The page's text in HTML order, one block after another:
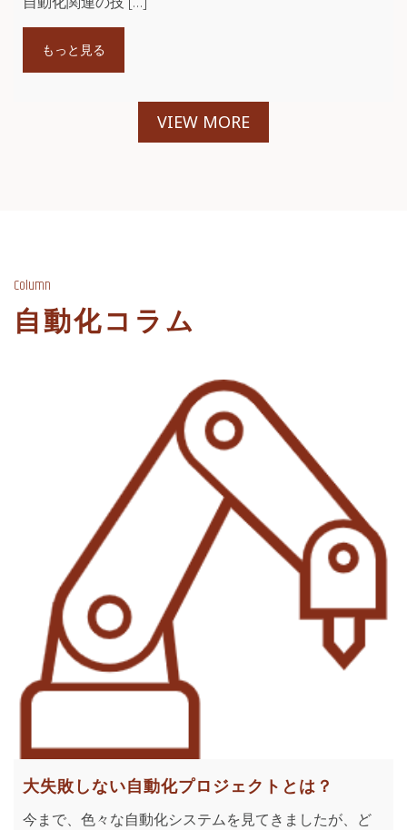
もっと見る
VIEW MORE
Column
自動化コラム
大失敗しない自動化プロジェクトとは？
今まで、色々な自動化システムを見てきましたが、ど